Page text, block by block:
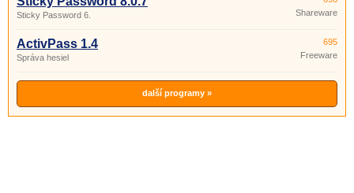
Sticky Password 6.
Shareware
ActivPass 1.4
Správa hesiel
695
Freeware
další programy »